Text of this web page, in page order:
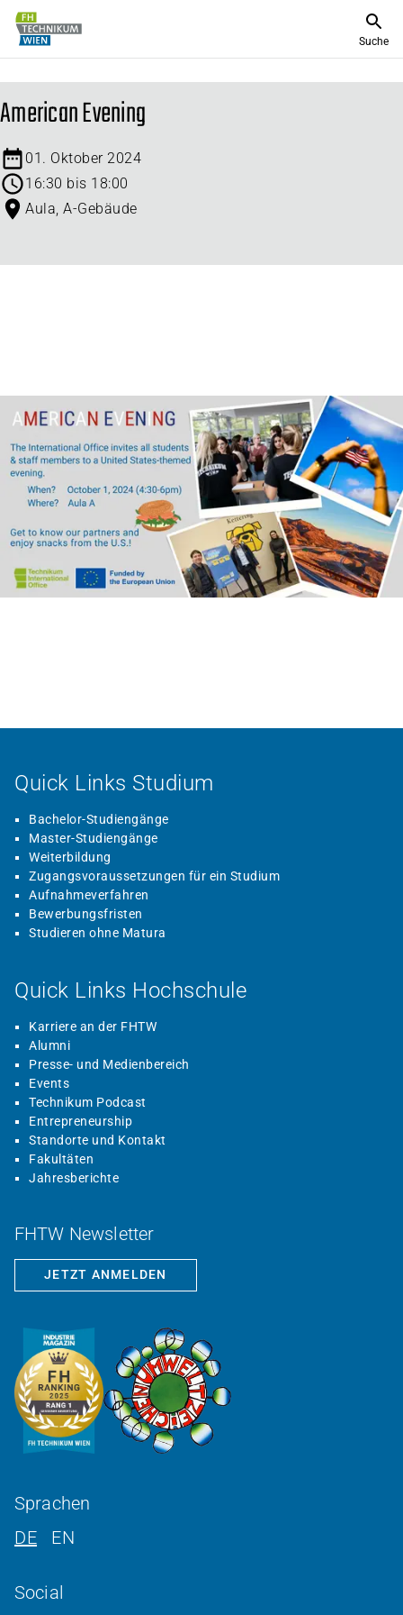
Suche
American Evening
01. Oktober 2024
16:30 bis 18:00
Aula, A-Gebäude
Quick Links Studium
Bachelor-Studiengänge
Master-Studiengänge
Weiterbildung
Zugangsvoraussetzungen für ein Studium
Aufnahmeverfahren
Bewerbungsfristen
Studieren ohne Matura
Quick Links Hochschule
Karriere an der FHTW
Alumni
Presse- und Medienbereich
Events
Technikum Podcast
Entrepreneurship
Standorte und Kontakt
Fakultäten
Jahresberichte
FHTW Newsletter
JETZT ANMELDEN
Sprachen
DE
EN
Social